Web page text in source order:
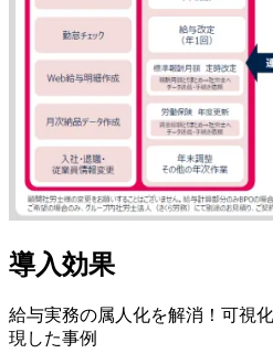
導入効果
給与実務の属人化を解消！可視
現した事例